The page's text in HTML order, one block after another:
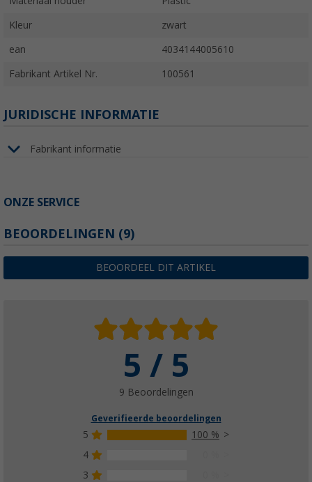
Kleur zwart
ean 4034144005610
Fabrikant Artikel Nr. 100561
JURIDISCHE INFORMATIE
Fabrikant informatie
ONZE SERVICE
BEOORDELINGEN (9)
BEOORDEEL DIT ARTIKEL
5 / 5
9 Beoordelingen
Geverifieerde beoordelingen
5
100 %
4
3